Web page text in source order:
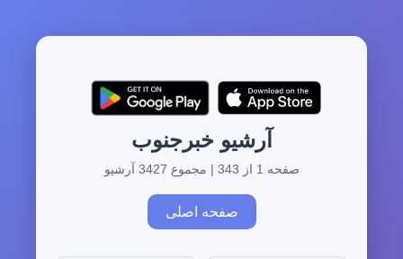
آرشیو خبرجنوب
صفحه 1 از 343 | مجموع 3427 آرشیو
صفحه اصلی